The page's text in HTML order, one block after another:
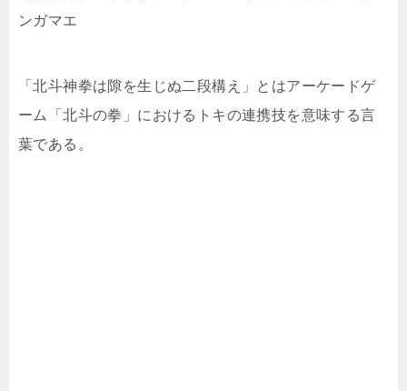
ンガマエ
「北斗神拳は隙を生じぬ二段構え」とはアーケードゲ
ーム「北斗の拳」におけるトキの連携技を意味する言
葉である。